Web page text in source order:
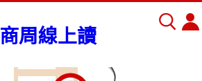
商周線上讀